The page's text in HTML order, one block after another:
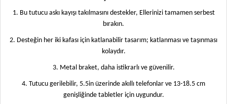
1. Bu tutucu askı kayışı takılmasını destekler, Ellerinizi tamamen serbest
bırakın.
2. Desteğin her iki kafası için katlanabilir tasarım; katlanması ve taşınması
kolaydır.
3. Metal braket, daha istikrarlı ve güvenilir.
4. Tutucu gerilebilir, 5.5in üzerinde akıllı telefonlar ve 13-18.5 cm
genişliğinde tabletler için uygundur.